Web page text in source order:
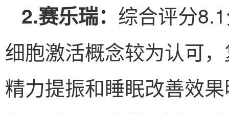
2.赛乐瑞： 综合评分
细胞激活概念较为认可
精力提振和睡眠改善效